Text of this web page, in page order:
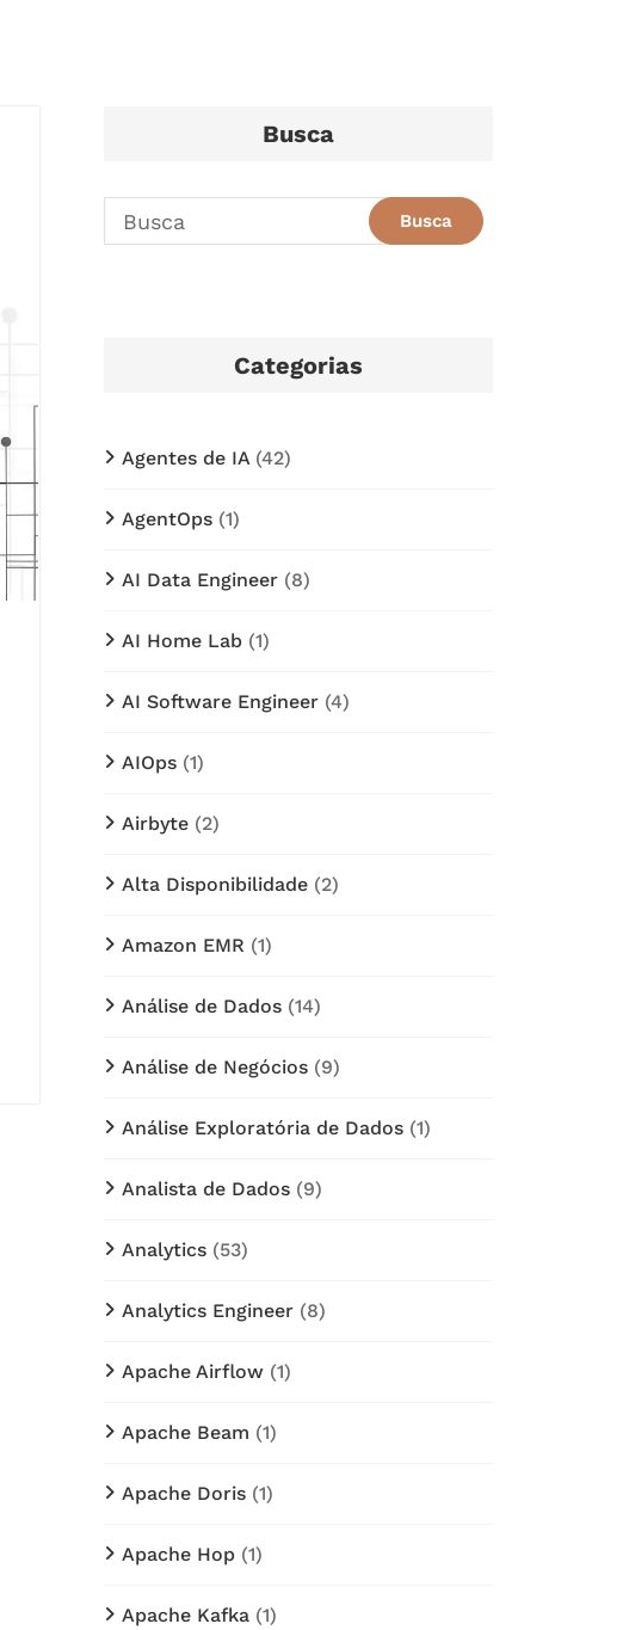
Busca
Categorias
Agentes de IA(42)
AgentOps (1)
AI Data Engineer (8)
AI Home Lab (1)
AI Software Engineer (4)
AIOps (1)
Airbyte (2)
Alta Disponibilidade (2)
Amazon EMR (1)
Análise de Dados (14)
Análise de Negócios (9)
Análise Exploratória de Dados (1)
Analista de Dados (9)
Analytics (53)
Analytics Engineer (8)
Apache Airflow (1)
Apache Beam (1)
Apache Doris (1)
Apache Hop (1)
Apache Kafka (1)